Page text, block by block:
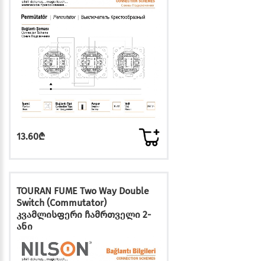
13.60₾
TOURAN FUME Two Way Double
Switch (Commutator)
კვამლისფერი ჩამრთველი 2-
ანი